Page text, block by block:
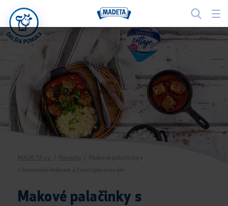
MADETA.cz / Recepty /
Makové palačinky s
citronovým krémem a čerstvým ovocem
Makové palačinky s